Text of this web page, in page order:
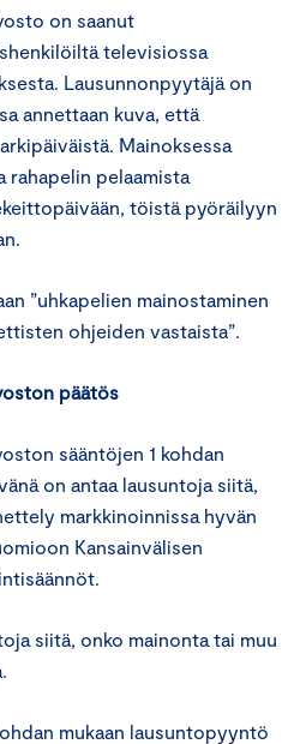
on saanut
televisiossa
Lausunnonpyytäjä on
annettaan kuva, että
Mainoksessa
rahapelin pelaamista
töistä pyöräilyyn
”uhkapelien mainostaminen
ohjeiden vastaista”.
päätös
sääntöjen 1 kohdan
on antaa lausuntoja siitä,
markkinoinnissa hyvän
Kansainvälisen
siitä, onko mainonta tai muu
mukaan lausuntopyyntö